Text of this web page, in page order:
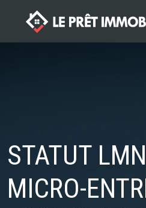
STATUT
MICRO-